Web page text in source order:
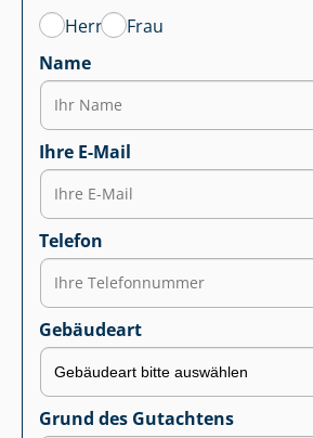
Herr
Frau
Name
Ihre E-Mail
Telefon
Gebäudeart
Grund des Gutachtens